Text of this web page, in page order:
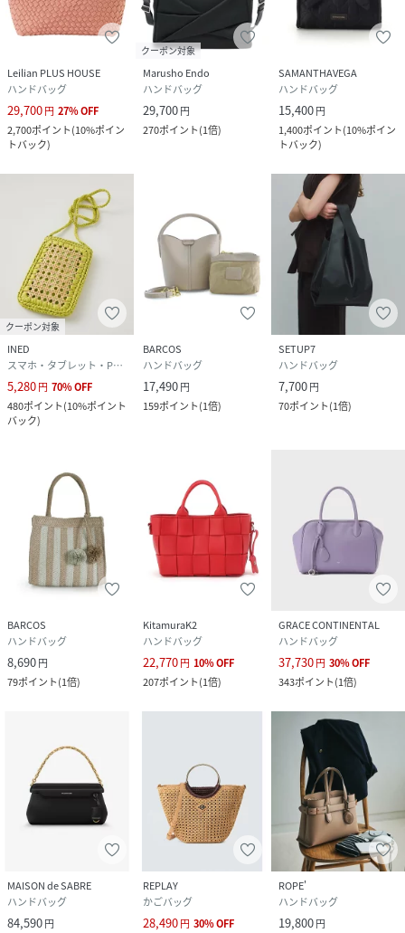
Leilian PLUS HOUSE
ハンドバッグ
29,700円 27%OFF
2,700ポイント(10%ポイン
トバック)
クーポン対象
Marusho Endo
ハンドバッグ
29,700円
270ポイント(1倍)
SAMANTHAVEGA
ハンドバッグ
15,400円
1,400ポイント(10%ポイン
トバック)
クーポン対象
INED
スマホ・タブレット・PCケース/カバー
5,280円 70%OFF
480ポイント(10%ポイント
バック)
BARCOS
ハンドバッグ
17,490円
159ポイント(1倍)
SETUP7
ハンドバッグ
7,700円
70ポイント(1倍)
BARCOS
ハンドバッグ
8,690円
79ポイント(1倍)
KitamuraK2
ハンドバッグ
22,770円 10%OFF
207ポイント(1倍)
GRACE CONTINENTAL
ハンドバッグ
37,730円 30%OFF
343ポイント(1倍)
MAISON de SABRE
ハンドバッグ
84,590円
REPLAY
かごバッグ
28,490円 30%OFF
ROPE'
ハンドバッグ
19,800円